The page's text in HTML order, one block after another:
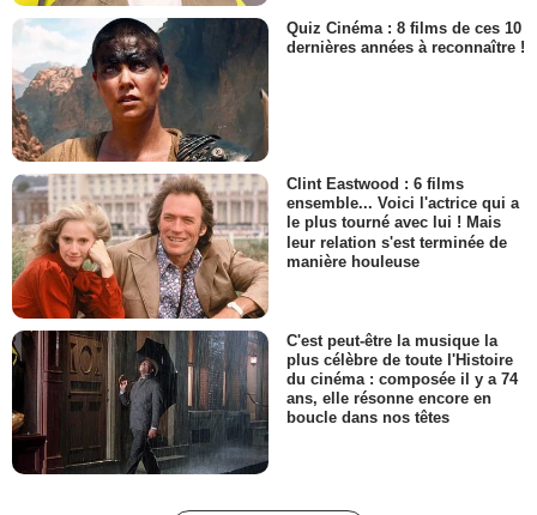
Quiz Cinéma : 8 films de ces 10
dernières années à reconnaître !
Clint Eastwood : 6 films
ensemble... Voici l'actrice qui a
le plus tourné avec lui ! Mais
leur relation s'est terminée de
manière houleuse
C'est peut-être la musique la
plus célèbre de toute l'Histoire
du cinéma : composée il y a 74
ans, elle résonne encore en
boucle dans nos têtes